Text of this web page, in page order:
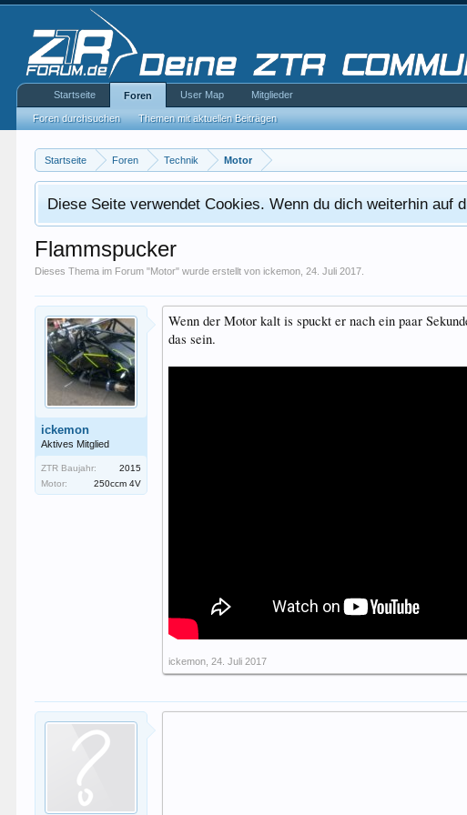
Startseite Foren Technik Motor
Diese Seite verwendet Cookies. Wenn du dich weiterhin
Flammspucker
Dieses Thema im Forum "Motor" wurde erstellt vonickemon ,24. Juli 2017
ickemon
Aktives Mitglied
ZTR Baujahr:
2015
Motor:
250ccm 4V
Wenn der Motor kalt is spuckt er nach ein paar
das sein.
ickemon 24. Juli 2017
Startseite Foren
Foren durchsuchen Themen mit aktuellen Beiträgen
User Map Mitglieder